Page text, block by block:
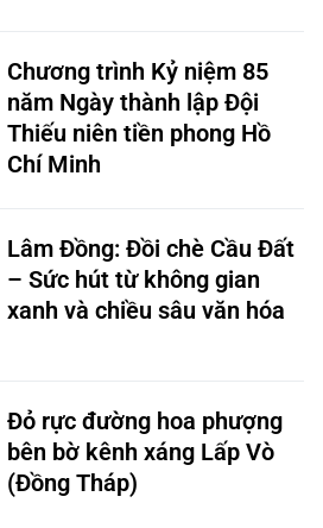
Chương trình Kỷ niệm 85
năm Ngày thành lập Đội
Thiếu niên tiền phong Hồ
Chí Minh
Lâm Đồng: Đồi chè Cầu Đất
– Sức hút từ không gian
xanh và chiều sâu văn hóa
Đỏ rực đường hoa phượng
bên bờ kênh xáng Lấp Vò
(Đồng Tháp)